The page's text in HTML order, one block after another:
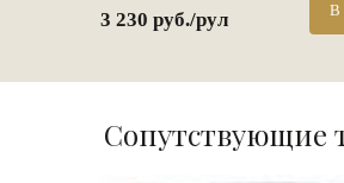
3 230 руб./рул В
Сопутствующие